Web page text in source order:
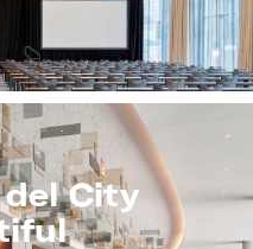
City